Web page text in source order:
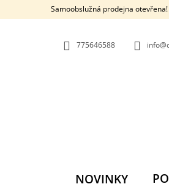
Samoobslužná prodejna
775646588
NOVINKY
O